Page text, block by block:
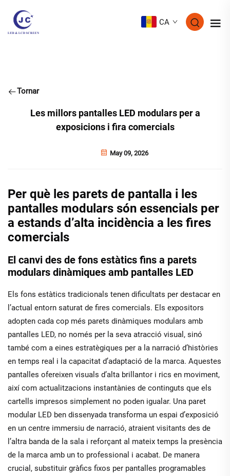
CA
Tornar
Les millors pantalles LED modulars per a
exposicions i fira comercials
May 09, 2026
Per què les parets de pantalla i les
pantalles modulars són essencials per
a estands d’alta incidència a les fires
comercials
El canvi des de fons estàtics fins a parets
modulars dinàmiques amb pantalles LED
Els fons estàtics tradicionals tenen dificultats per destacar en
l’actual entorn saturat de fires comercials. Els expositors
adopten cada cop més parets dinàmiques modulars amb
pantalles LED, no només per la seva atracció visual, sinó
també com a eines estratègiques per a la narració d’històries
en temps real i la capacitat d’adaptació de la marca. Aquestes
pantalles ofereixen visuals d’alta brillantor i rics en moviment,
així com actualitzacions instantànies de continguts que els
cartells impresos simplement no poden igualar. Una paret
modular LED ben dissenyada transforma un espai d’exposició
en un centre immersiu de narració, atraient visitants des de
l’altra banda de la sala i reforçant al mateix temps la presència
de la marca amb un to professional i acabat. De manera
crucial, substituir gràfics fixos per pantalles programables